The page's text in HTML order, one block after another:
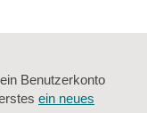
Benutzerkonto
ein neues